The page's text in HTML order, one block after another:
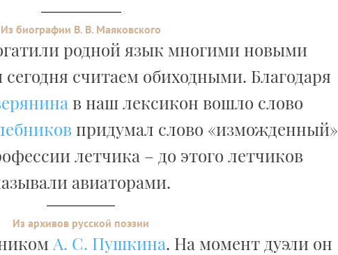
Из биографии В. В. Маяковского
родной язык многими новыми
считаем обиходными. Благодаря
в наш лексикон вошло слово
придумал слово «изможденный»
летчика – до этого летчиков
авиаторами.
Из архивов русской поэзии
А. С. Пушкина. На момент дуэли он